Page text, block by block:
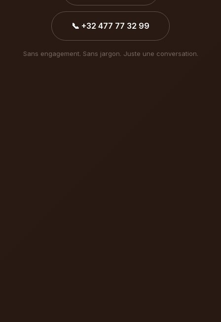
📞 +32 477 77 32 99
Sans engagement. Sans jargon. Juste une conversation.